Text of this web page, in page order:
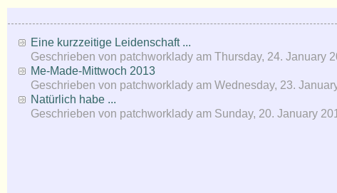
Eine kurzzeitige Leidenschaft ...
Geschrieben von patchworklady am Thursday, 24. January
Me-Made-Mittwoch 2013
Geschrieben von patchworklady am Wednesday, 23.
Natürlich habe ...
Geschrieben von patchworklady am Sunday, 20. January